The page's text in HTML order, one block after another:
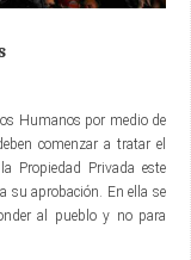
Humanos por medio de
comenzar a tratar el
Propiedad Privada este
su aprobación. En ella se
al pueblo y no para